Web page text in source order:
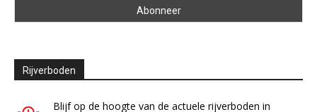
Rijverboden
Blijf op de hoogte van de actuele rijverboden in